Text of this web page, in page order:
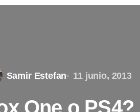
Samir Estefan 11 junio, 2013
One o